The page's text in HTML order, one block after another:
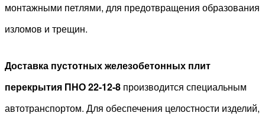
монтажными петлями, для предотвращения образования
изломов и трещин.
Доставка пустотных железобетонных плит
перекрытия ПНО 22-12-8 производится специальным
автотранспортом. Для обеспечения целостности изделий,